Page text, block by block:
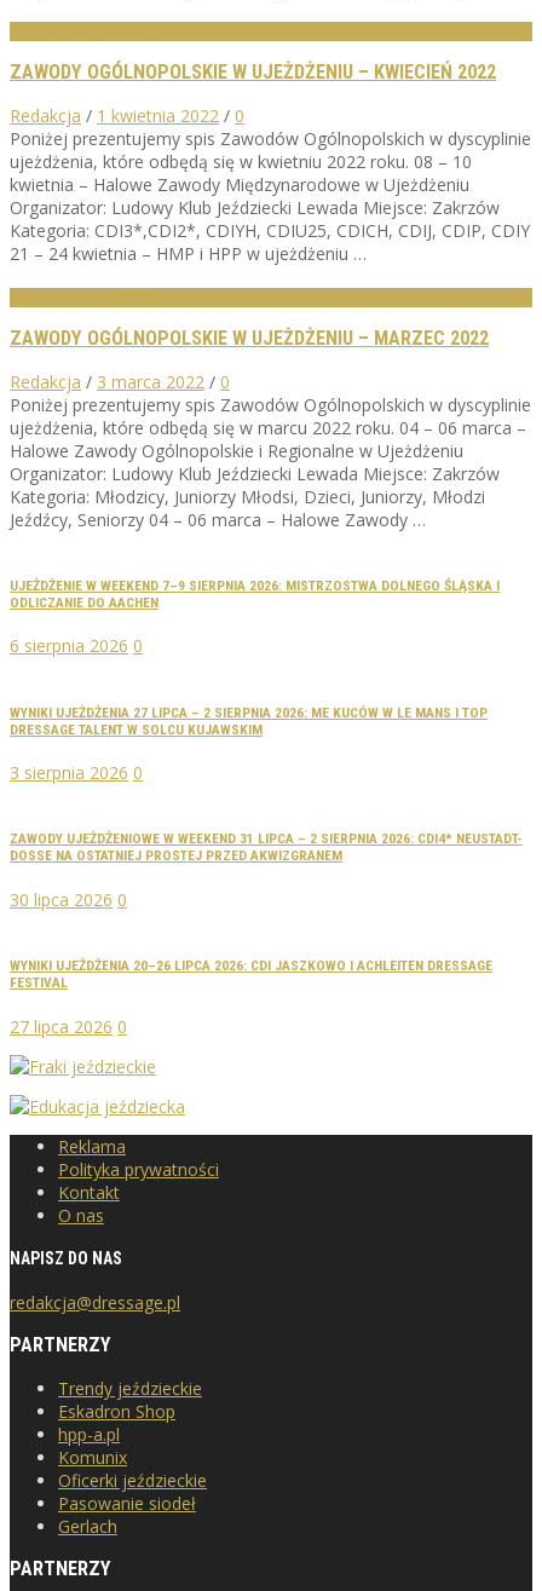
ZAWODY OGÓLNOPOLSKIE W UJEŻDŻENIU – KWIECIEŃ 2022
Redakcja / 1 kwietnia 2022 / 0
Poniżej prezentujemy spis Zawodów Ogólnopolskich w dyscyplinie
ujeżdżenia, które odbędą się w kwietniu 2022 roku. 08 – 10
kwietnia – Halowe Zawody Międzynarodowe w Ujeżdżeniu
Organizator: Ludowy Klub Jeździecki Lewada Miejsce: Zakrzów
Kategoria: CDI3*,CDI2*, CDIYH, CDIU25, CDICH, CDIJ, CDIP, CDIY
21 – 24 kwietnia – HMP i HPP w ujeżdżeniu …
ZAWODY OGÓLNOPOLSKIE W UJEŻDŻENIU – MARZEC 2022
Redakcja / 3 marca 2022 / 0
Poniżej prezentujemy spis Zawodów Ogólnopolskich w dyscyplinie
ujeżdżenia, które odbędą się w marcu 2022 roku. 04 – 06 marca –
Halowe Zawody Ogólnopolskie i Regionalne w Ujeżdżeniu
Organizator: Ludowy Klub Jeździecki Lewada Miejsce: Zakrzów
Kategoria: Młodzicy, Juniorzy Młodsi, Dzieci, Juniorzy, Młodzi
Jeźdźcy, Seniorzy 04 – 06 marca – Halowe Zawody …
UJEŻDŻENIE W WEEKEND 7–9 SIERPNIA 2026: MISTRZOSTWA DOLNEGO ŚLĄSKA I
ODLICZANIE DO AACHEN
6 sierpnia 2026 0
WYNIKI UJEŻDŻENIA 27 LIPCA – 2 SIERPNIA 2026: ME KUCÓW W LE MANS I TOP
DRESSAGE TALENT W SOLCU KUJAWSKIM
3 sierpnia 2026 0
ZAWODY UJEŻDŻENIOWE W WEEKEND 31 LIPCA – 2 SIERPNIA 2026: CDI4* NEUSTADT-
DOSSE NA OSTATNIEJ PROSTEJ PRZED AKWIZGRANEM
30 lipca 2026 0
WYNIKI UJEŻDŻENIA 20–26 LIPCA 2026: CDI JASZKOWO I ACHLEITEN DRESSAGE
FESTIVAL
27 lipca 2026 0
Reklama
Polityka prywatności
Kontakt
O nas
NAPISZ DO NAS
redakcja@dressage.pl
PARTNERZY
Trendy jeździeckie
Eskadron Shop
hpp-a.pl
Komunix
Oficerki jeździeckie
Pasowanie siodeł
Gerlach
PARTNERZY